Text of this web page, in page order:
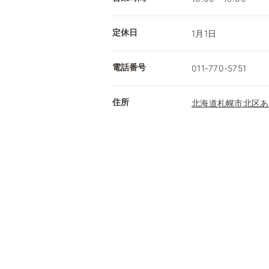
定休日 1月1日
電話番号 011-770-5751
住所 北海道札幌市北区